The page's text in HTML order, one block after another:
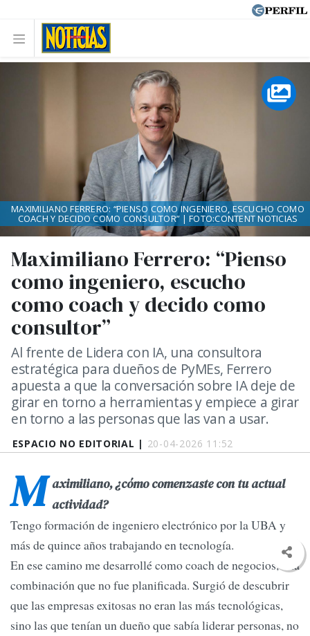
ESPACIO NO EDITORIAL | 20-04-2026 11:52
Maximiliano Ferrero: “Pienso
como ingeniero, escucho
como coach y decido como
consultor”
Al frente de Lidera con IA, una consultora
estratégica para dueños de PyMEs, Ferrero
apuesta a que la conversación sobre IA deje de
girar en torno a herramientas y empiece a girar
en torno a las personas que las van a usar.
MAXIMILIANO FERRERO: “PIENSO COMO INGENIERO, ESCUCHO COMO
COACH Y DECIDO COMO CONSULTOR” | FOTO:CONTENT NOTICIAS
M aximiliano, ¿cómo comenzaste con tu actual
actividad?
Tengo formación de ingeniero electrónico por la UBA y
más de quince años trabajando en tecnología.
En ese camino me desarrollé como coach de negocios, una
combinación que no fue planificada. Surgió de descubrir
que las empresas exitosas no eran las más tecnológicas,
sino las que tenían un dueño que sabía liderar personas, no